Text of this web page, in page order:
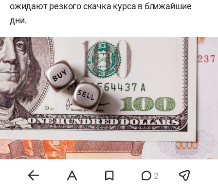
ожидают резкого скачка курса в ближайшие
дни.
2